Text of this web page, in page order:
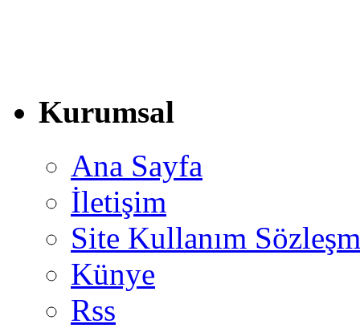
Kurumsal
Ana Sayfa
İletişim
Site Kullanım
Künye
Rss